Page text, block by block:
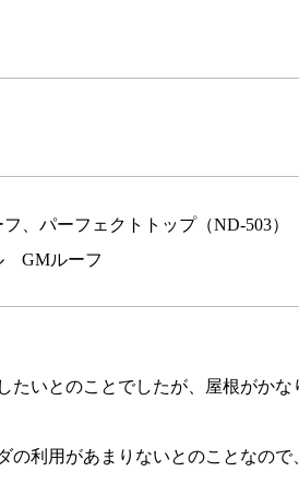
フ、パーフェクトトップ（ND-
ル GMルーフ
たいとのことでしたが、屋根がか
の利用があまりないとのことなの